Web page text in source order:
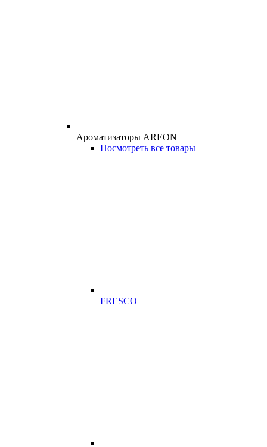
Ароматизаторы AREON
Посмотреть все товары
FRESCO